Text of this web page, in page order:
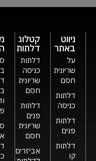
ניווט
באתר
על
שריונית
חסם
דלתות
כניסה
דלתות
פנים
דלתות
קו
קטלוג
דלתות
דלתות
כניסה
שריונית
חסם
דלתות
פנים
שריונית
חסם
אביזרים